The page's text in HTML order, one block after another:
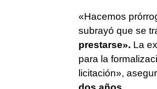
«Hacemos
subrayó que se
prestarse». La
para la
licitación»,